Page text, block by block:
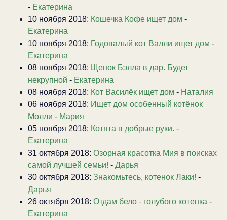
- Екатерина
10 ноября 2018: Кошечка Кофе ищет дом -
Екатерина
10 ноября 2018: Годовалый кот Валли ищет дом -
Екатерина
08 ноября 2018: Щенок Бэлла в дар. Будет
некрупной - Екатерина
08 ноября 2018: Кот Василёк ищет дом - Наталия
06 ноября 2018: Ищет дом особенный котёнок
Молли - Мария
05 ноября 2018: Котята в добрые руки. -
Екатерина
31 октября 2018: Озорная красотка Мия в поисках
самой лучшей семьи! - Дарья
30 октября 2018: Знакомьтесь, котенок Лаки! -
Дарья
26 октября 2018: Отдам бело - голубого котенка -
Екатерина